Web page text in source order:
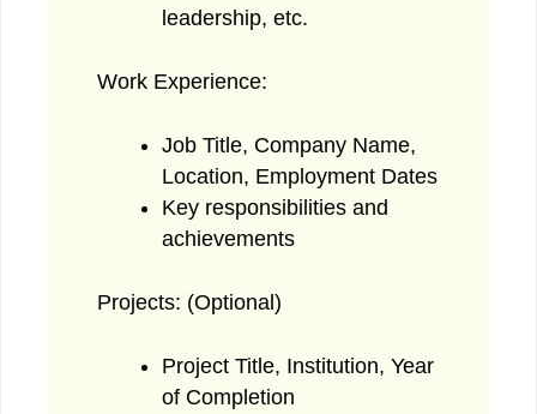
leadership, etc.
Work Experience:
Job Title, Company Name,
Location, Employment Dates
Key responsibilities and
achievements
Projects: (Optional)
Project Title, Institution, Year
of Completion